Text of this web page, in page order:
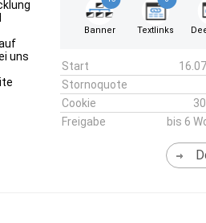
uns
Banner Textlinks
Start
Stornoquote
Cookie
Freigabe
bis 6